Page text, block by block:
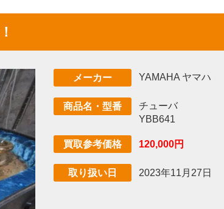
メーカー YAMAHA ヤマハ
商品名・型番
チューバ
YBB641
買取参考価格 120,000円
取り扱い日 2023年11月27日